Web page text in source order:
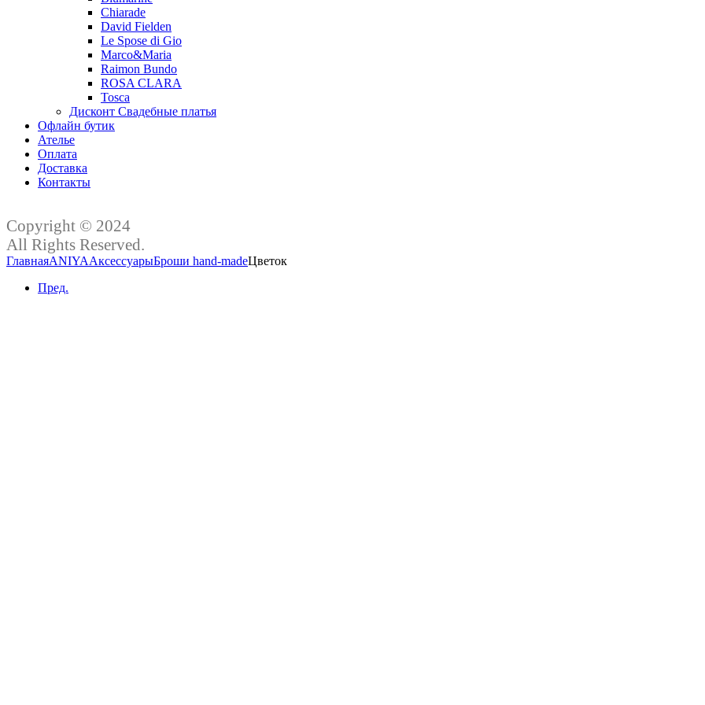
Chiarade
David Fielden
Le Spose di Gio
Marco&Maria
Raimon Bundo
ROSA CLARA
Tosca
Дисконт Свадебные платья
Офлайн бутик
Ателье
Оплата
Доставка
Контакты
Copyright © 2024
All Rights Reserved.
ГлавнаяANIYAАксессуарыБроши hand-madeЦветок
Пред.